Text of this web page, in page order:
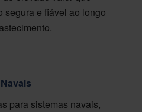
segura e fiável ao longo
para sistemas navais,